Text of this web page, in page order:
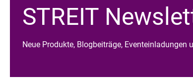
STREIT
Neue Produkte, Blogbeiträge, Eventeinladungen